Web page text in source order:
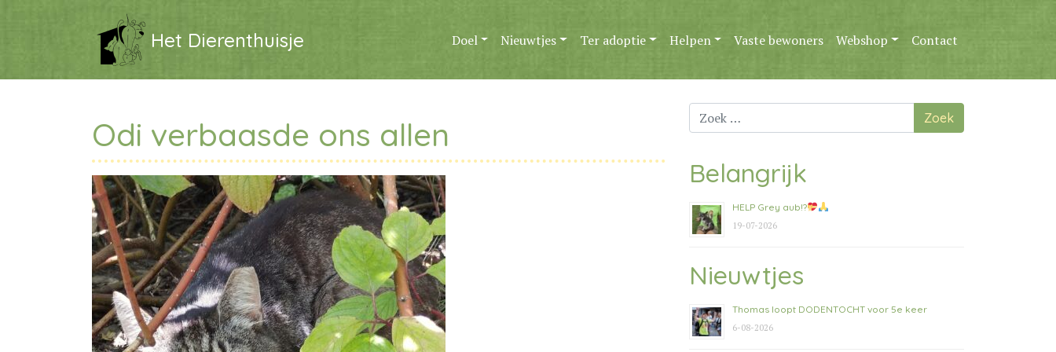
Het Dierenthuisje Doel Nieuwtjes Ter adoptie Helpen Vaste bewoners Webshop Contact
Odi verbaasde ons allen
Zoek
naar:
Belangrijk
HELP Grey aub!?
19-07-2026
Nieuwtjes
Thomas loopt DODENTOCHT voor 5e keer
6-08-2026